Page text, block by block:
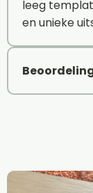
leeg
en unieke